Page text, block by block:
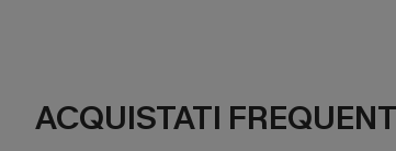
ACQUISTATI